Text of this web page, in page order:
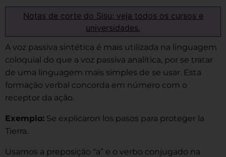
Notas de corte do Sisu: veja todos os cursos e
universidades.
A voz passiva sintética é mais utilizada na linguagem
coloquial do que a voz passiva analítica, por se tratar
de uma linguagem mais simples de se usar. Esta
formação verbal concorda em número com o
receptor da ação.
Exemplo: Se explicaron los pasos para proteger la
Tierra.
Usamos a preposição “a” e o verbo conjugado na